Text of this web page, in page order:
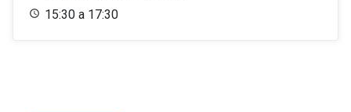
15:30 a 17:30